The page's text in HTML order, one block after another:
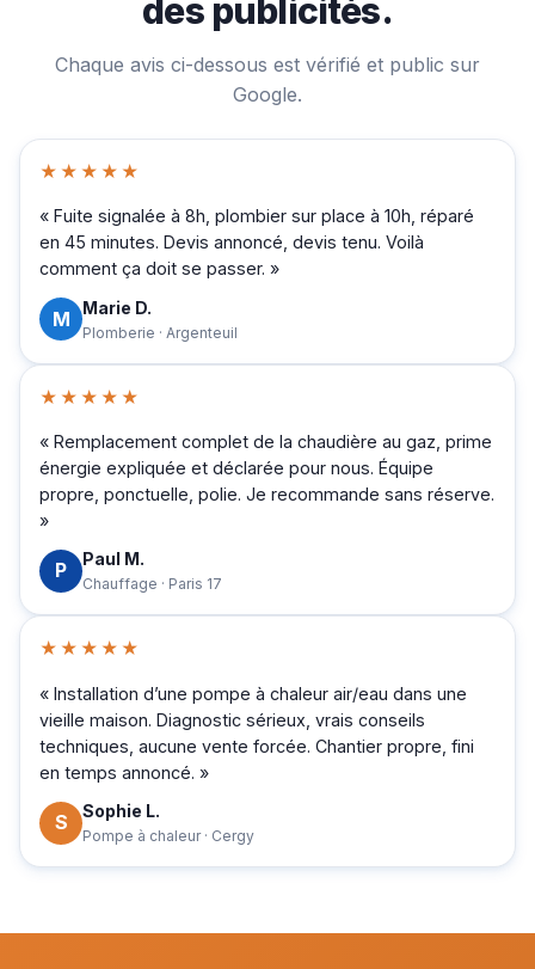
des publicités.
Chaque avis ci-dessous est vérifié et public sur
Google.
★★★★★
« Fuite signalée à 8h, plombier sur place à 10h, réparé
en 45 minutes. Devis annoncé, devis tenu. Voilà
comment ça doit se passer. »
M Marie D.
Plomberie · Argenteuil
★★★★★
« Remplacement complet de la chaudière au gaz, prime
énergie expliquée et déclarée pour nous. Équipe
propre, ponctuelle, polie. Je recommande sans réserve.
»
P Paul M.
Chauffage · Paris 17
★★★★★
« Installation d’une pompe à chaleur air/eau dans une
vieille maison. Diagnostic sérieux, vrais conseils
techniques, aucune vente forcée. Chantier propre, fini
en temps annoncé. »
S Sophie L.
Pompe à chaleur · Cergy